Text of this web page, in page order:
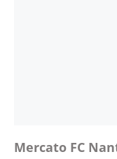
Mercato FC